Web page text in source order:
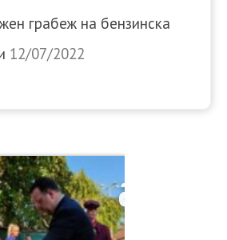
грабеж на бензинска
12/07/2022